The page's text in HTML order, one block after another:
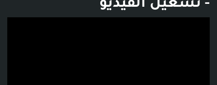
- تشغيل الفيديو